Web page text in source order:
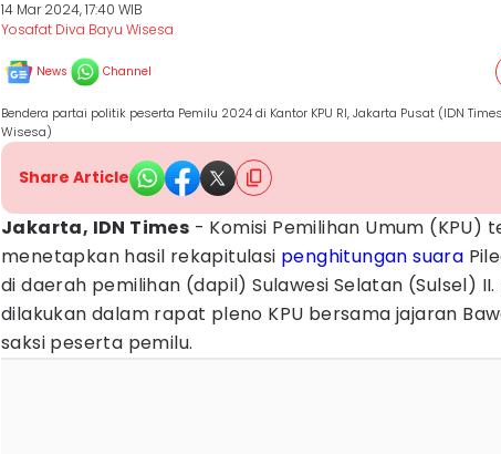
14 Mar 2024, 17:40 WIB
Yosafat Diva Bayu Wisesa
News Channel
Bendera partai politik peserta Pemilu 2024 di Kantor KPU RI, Jakarta Pusat (IDN
Wisesa)
Share Article
Jakarta, IDN Times - Komisi Pemilihan Umum (KPU)
menetapkan hasil rekapitulasi penghitungan suara
di daerah pemilihan (dapil) Sulawesi Selatan (Sulsel)
dilakukan dalam rapat pleno KPU bersama jajaran
saksi peserta pemilu.